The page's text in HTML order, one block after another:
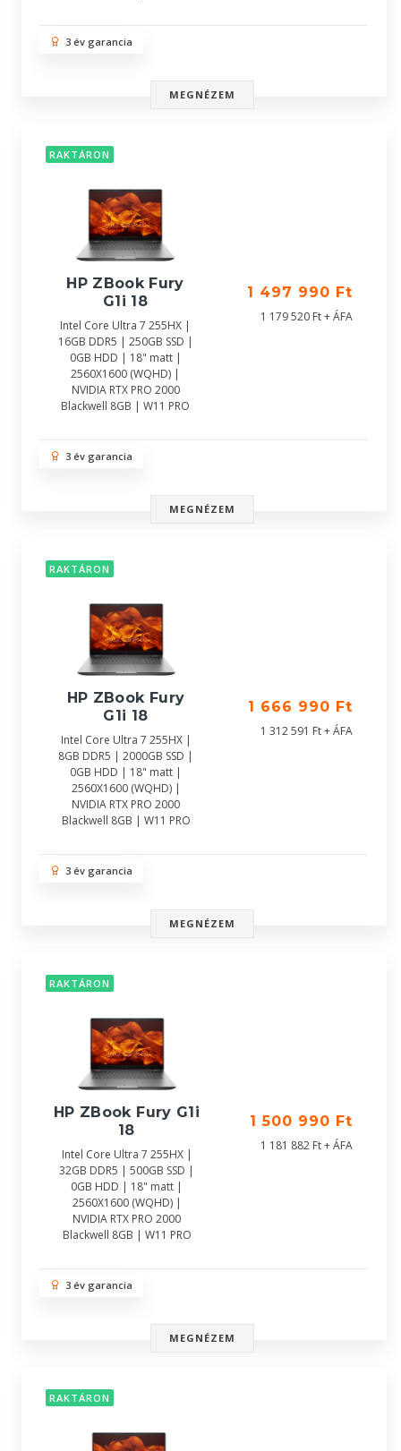
3 év garancia
MEGNÉZEM
RAKTÁRON
HP ZBook Fury
G1i 18
Intel Core Ultra 7 255HX |
16GB DDR5 | 250GB SSD |
0GB HDD | 18" matt |
2560X1600 (WQHD) |
NVIDIA RTX PRO 2000
Blackwell 8GB | W11 PRO
1 497 990 Ft
1 179 520 Ft + ÁFA
3 év garancia
MEGNÉZEM
RAKTÁRON
HP ZBook Fury
G1i 18
Intel Core Ultra 7 255HX |
8GB DDR5 | 2000GB SSD |
0GB HDD | 18" matt |
2560X1600 (WQHD) |
NVIDIA RTX PRO 2000
Blackwell 8GB | W11 PRO
1 666 990 Ft
1 312 591 Ft + ÁFA
3 év garancia
MEGNÉZEM
RAKTÁRON
HP ZBook Fury G1i
18
Intel Core Ultra 7 255HX |
32GB DDR5 | 500GB SSD |
0GB HDD | 18" matt |
2560X1600 (WQHD) |
NVIDIA RTX PRO 2000
Blackwell 8GB | W11 PRO
1 500 990 Ft
1 181 882 Ft + ÁFA
3 év garancia
MEGNÉZEM
RAKTÁRON